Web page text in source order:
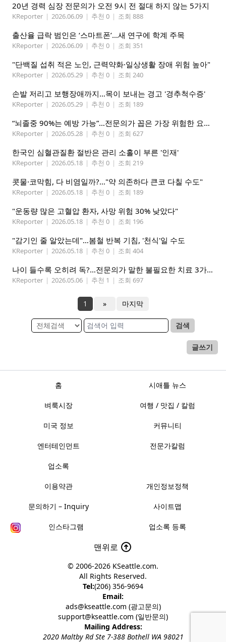
20년 경력 심장 전문의가 오전 9시 전 절대 하지 않는 5가지
KReporter | 2026.06.09 | 추천 0 | 조회 888
출산율 급락 범인은 ‘스마트폰’…새 연구에 학계 주목
KReporter | 2026.06.09 | 추천 0 | 조회 351
"단백질 섭취 적은 노인, 근력약화·일상생활 장애 위험 높아"
KReporter | 2026.05.29 | 추천 0 | 조회 240
손발 저리고 보행장애까지…목이 보내는 경고 '경추척수증'
KReporter | 2026.05.29 | 추천 0 | 조회 189
“뇌졸중 90%는 예방 가능”…전문의가 꼽은 가장 위험한 요인은
KReporter | 2026.05.28 | 추천 0 | 조회 627
한국인 심혈관질환 절반은 관리 소홀이 부른 '인재'
KReporter | 2026.05.18 | 추천 0 | 조회 219
콧물·코막힘, 다 비염일까?…"약 의존하다 큰코 다칠 수도"
KReporter | 2026.05.18 | 추천 0 | 조회 189
"운동량 많은 고혈압 환자, 사망 위험 30% 낮았다"
KReporter | 2026.05.18 | 추천 0 | 조회 196
"감기인 줄 알았는데"…봄철 반복 기침, '천식'일 수도
KReporter | 2026.05.18 | 추천 0 | 조회 404
나이 들수록 오히려 독?…전문의가 말한 불필요한 치료 3가지
KReporter | 2026.05.06 | 추천 1 | 조회 697
1 » 마지막
검색
글쓰기
홈 시애틀 뉴스
벼룩시장 여행 / 맛집 / 칼럼
미국 정보 커뮤니티
엔터테인먼트 전문가칼럼
업소록
이용약관 개인정보정책
문의하기 – Inquiry 사이트맵
인스타그램 업소록 등록
맨위로
© 2006-2026 KSeattle.com.
All Rights Reserved.
Tel:(206) 356-9694
Email:
ads@kseattle.com (광고문의)
support@kseattle.com (일반문의)
Mailing Address:
2020 Maltby Rd Ste 7-388 Bothell WA 98021